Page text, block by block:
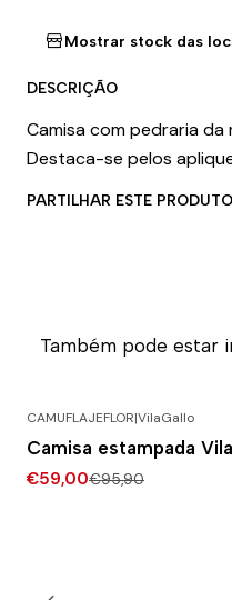
Mostrar stock das
DESCRIÇÃO
Camisa com pedraria
Destaca-se pelos
PARTILHAR ESTE PRODUTO
Também pode estar
CAMUFLAJEFLOR|VilaGallo
Camisa estampada
€59,00€95,90